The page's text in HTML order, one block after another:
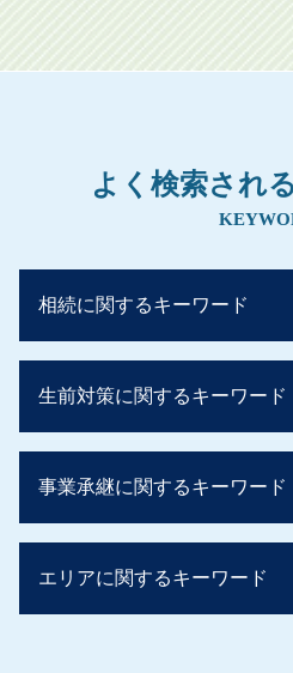
よく検索され
相続に関するキーワード
贈与税 税率
相続税 基礎控除 額
相続税 土地
相続税とは 簡単に
相続時精算課税制度 110 万
生前対策に関するキーワード
住宅資金贈与 相続税
贈与税 非課税 住宅
贈与税 親子
事業承継に関するキーワード
事業継承 マッチング 個人
事業承継 親子
エリアに関するキーワード